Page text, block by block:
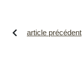
article précédent